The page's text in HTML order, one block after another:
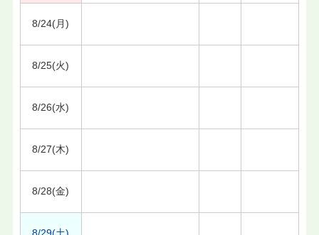
8/24(月)
8/25(火)
8/26(水)
8/27(木)
8/28(金)